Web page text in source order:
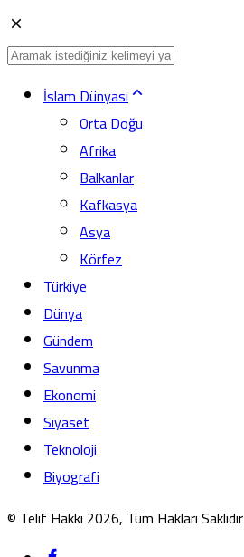
İslam Dünyası
Orta Doğu
Afrika
Balkanlar
Kafkasya
Asya
Körfez
Türkiye
Dünya
Gündem
Savunma
Ekonomi
Siyaset
Teknoloji
Biyografi
© Telif Hakkı 2026, Tüm Hakları Saklıdır